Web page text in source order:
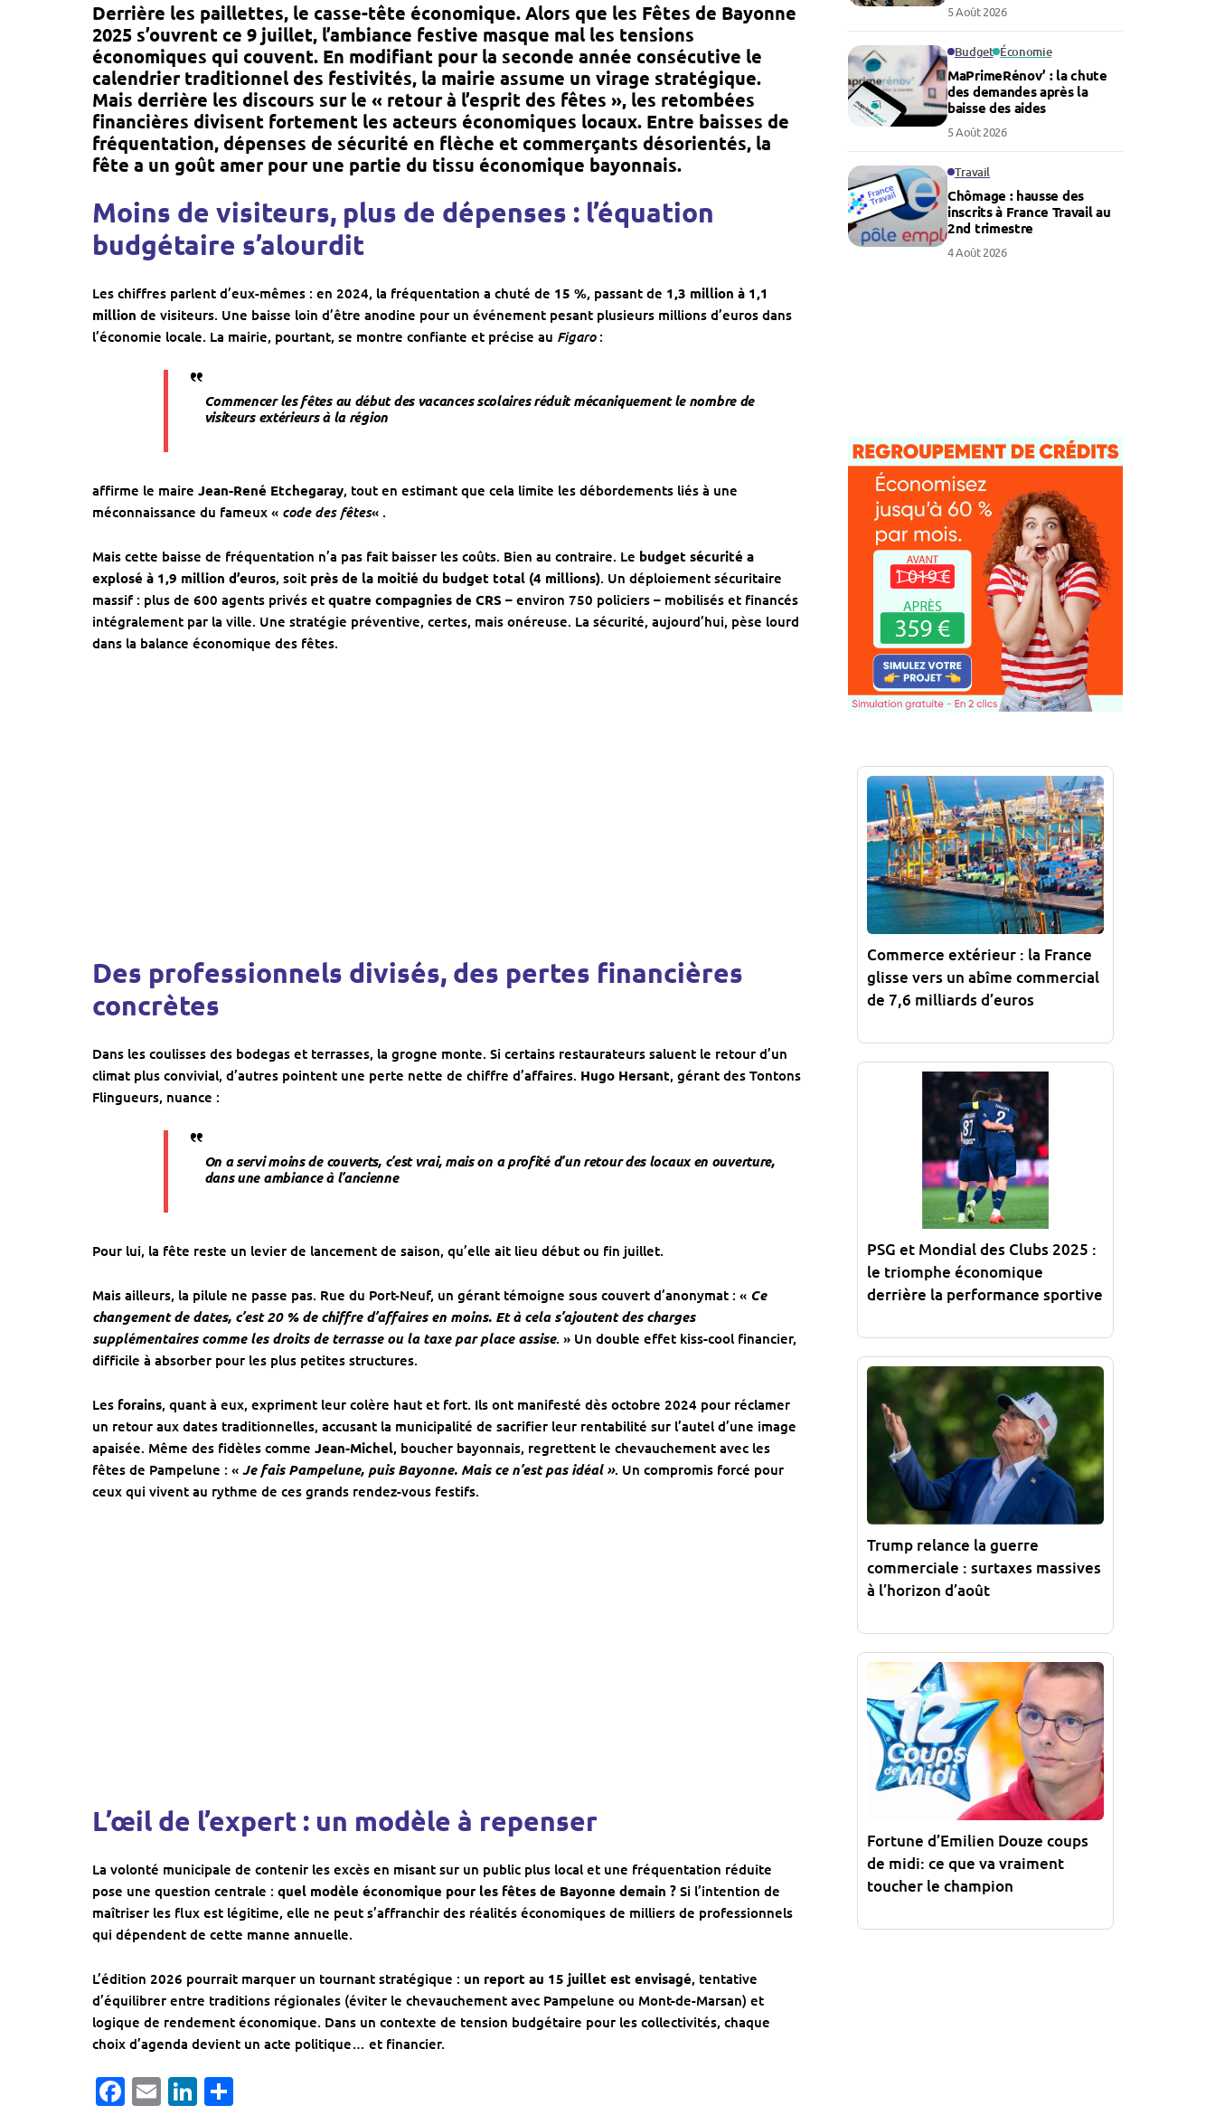
Derrière les paillettes, le casse-tête économique. Alors que les Fêtes de Bayonne
2025 s’ouvrent ce 9 juillet, l’ambiance festive masque mal les tensions
économiques qui couvent. En modifiant pour la seconde année consécutive le
calendrier traditionnel des festivités, la mairie assume un virage stratégique.
Mais derrière les discours sur le « retour à l’esprit des fêtes », les retombées
financières divisent fortement les acteurs économiques locaux. Entre baisses de
fréquentation, dépenses de sécurité en flèche et commerçants désorientés, la
fête a un goût amer pour une partie du tissu économique bayonnais.
Moins de visiteurs, plus de dépenses : l’équation
budgétaire s’alourdit
Les chiffres parlent d’eux-mêmes : en 2024, la fréquentation a chuté de 15 %, passant de 1,3 million à 1,1
million de visiteurs. Une baisse loin d’être anodine pour un événement pesant plusieurs millions d’euros dans
l’économie locale. La mairie, pourtant, se montre confiante et précise au Figaro:
Commencer les fêtes au début des vacances scolaires réduit mécaniquement le nombre de
visiteurs extérieurs à la région
affirme le maire Jean-René Etchegaray, tout en estimant que cela limite les débordements liés à une
méconnaissance du fameux « code des fêtes« .
Mais cette baisse de fréquentation n’a pas fait baisser les coûts. Bien au contraire. Le budget sécurité a
explosé à 1,9 million d’euros, soit près de la moitié du budget total (4 millions). Un déploiement sécuritaire
massif : plus de 600 agents privés et quatre compagnies de CRS – environ 750 policiers – mobilisés et financés
intégralement par la ville. Une stratégie préventive, certes, mais onéreuse. La sécurité, aujourd’hui, pèse lourd
dans la balance économique des fêtes.
Des professionnels divisés, des pertes financières
concrètes
Dans les coulisses des bodegas et terrasses, la grogne monte. Si certains restaurateurs saluent le retour d’un
climat plus convivial, d’autres pointent une perte nette de chiffre d’affaires. Hugo Hersant, gérant des Tontons
Flingueurs, nuance :
On a servi moins de couverts, c’est vrai, mais on a profité d’un retour des locaux en ouverture,
dans une ambiance à l’ancienne
Pour lui, la fête reste un levier de lancement de saison, qu’elle ait lieu début ou fin juillet.
Mais ailleurs, la pilule ne passe pas. Rue du Port-Neuf, un gérant témoigne sous couvert d’anonymat : « Ce
changement de dates, c’est 20 % de chiffre d’affaires en moins. Et à cela s’ajoutent des charges
supplémentaires comme les droits de terrasse ou la taxe par place assise. » Un double effet kiss-cool financier,
difficile à absorber pour les plus petites structures.
Les forains, quant à eux, expriment leur colère haut et fort. Ils ont manifesté dès octobre 2024 pour réclamer
un retour aux dates traditionnelles, accusant la municipalité de sacrifier leur rentabilité sur l’autel d’une image
apaisée. Même des fidèles comme Jean-Michel, boucher bayonnais, regrettent le chevauchement avec les
fêtes de Pampelune : « Je fais Pampelune, puis Bayonne. Mais ce n’est pas idéal ». Un compromis forcé pour
ceux qui vivent au rythme de ces grands rendez-vous festifs.
L’œil de l’expert : un modèle à repenser
La volonté municipale de contenir les excès en misant sur un public plus local et une fréquentation réduite
pose une question centrale : quel modèle économique pour les fêtes de Bayonne demain ? Si l’intention de
maîtriser les flux est légitime, elle ne peut s’affranchir des réalités économiques de milliers de professionnels
qui dépendent de cette manne annuelle.
L’édition 2026 pourrait marquer un tournant stratégique : un report au 15 juillet est envisagé, tentative
d’équilibrer entre traditions régionales (éviter le chevauchement avec Pampelune ou Mont-de-Marsan) et
logique de rendement économique. Dans un contexte de tension budgétaire pour les collectivités, chaque
choix d’agenda devient un acte politique… et financier.
Facebook
EmailLinkedIn
5 Août 2026
Budget Économie
MaPrimeRénov’ : la chute
des demandes après la
baisse des aides
5 Août 2026
Travail
Chômage : hausse des
inscrits à France Travail au
2nd trimestre
4 Août 2026
Commerce extérieur : la France
glisse vers un abîme commercial
de 7,6 milliards d’euros
PSG et Mondial des Clubs 2025 :
le triomphe économique
derrière la performance sportive
Trump relance la guerre
commerciale : surtaxes massives
à l’horizon d’août
Fortune d’Emilien Douze coups
de midi: ce que va vraiment
toucher le champion